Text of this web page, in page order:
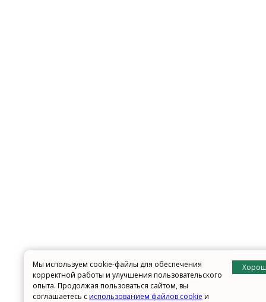
Мы используем cookie-файлы для обеспечения
корректной работы и улучшения пользовательского
опыта. Продолжая пользоваться сайтом, вы
соглашаетесь сиспользованием файлов cookie и